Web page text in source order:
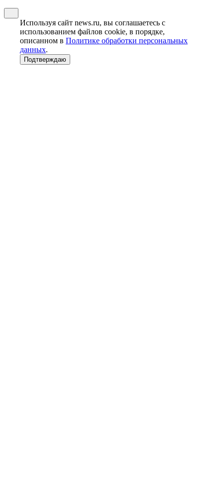
Используя сайт news.ru, вы соглашаетесь с
использованием файлов cookie, в порядке,
описанном в Политике обработки персональных
данных.
Подтверждаю